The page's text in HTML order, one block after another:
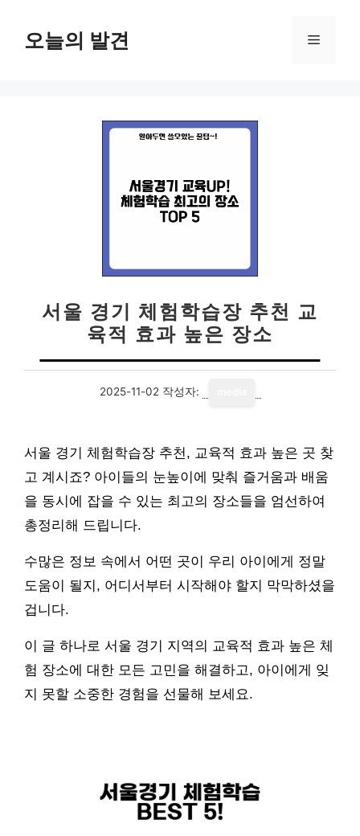
오늘의 발견 메
서울 경기 체험학습장 추천 교
육적 효과 높은 장소
2025-11-02 작성자:
서울 경기 체험학습장 추천, 교육적 효과 높은 곳 찾
고 계시죠? 아이들의 눈높이에 맞춰 즐거움과 배움
을 동시에 잡을 수 있는 최고의 장소들을 엄선하여
총정리해 드립니다.
수많은 정보 속에서 어떤 곳이 우리 아이에게 정말
도움이 될지, 어디서부터 시작해야 할지 막막하셨을
겁니다.
이 글 하나로 서울 경기 지역의 교육적 효과 높은 체
험 장소에 대한 모든 고민을 해결하고, 아이에게 잊
지 못할 소중한 경험을 선물해 보세요.